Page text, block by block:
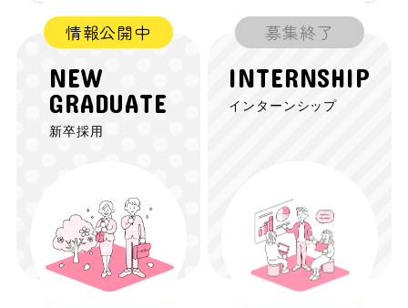
NEW
GRADUATE
新卒採用
INTERNSHIP
インターンシップ